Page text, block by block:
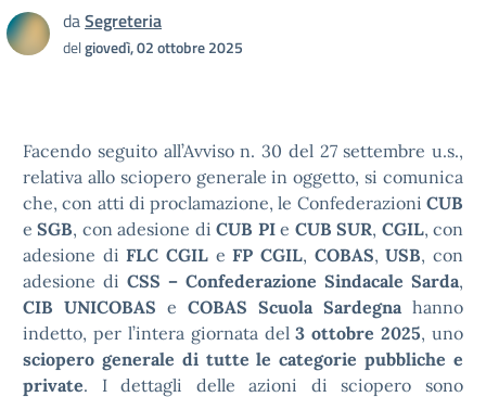
daSegreteria
delgiovedì, 02 ottobre 2025
Facendo seguito all’Avviso n. 30 del 27 settembre u.s.,
relativa allo sciopero generale in oggetto, si comunica
che, con atti di proclamazione, le Confederazioni CUB
eSGB, con adesione diCUB PIe CUB SUR, CGIL, con
adesione diFLC CGIL eFP CGIL, COBAS,USB, con
adesione di CSS – Confederazione Sindacale Sarda,
CIB UNICOBAS e COBAS Scuola Sardegnahanno
indetto, per l’intera giornata del3 ottobre 2025, uno
sciopero generale di tutte le categorie pubbliche e
private. I dettagli delle azioni di sciopero sono